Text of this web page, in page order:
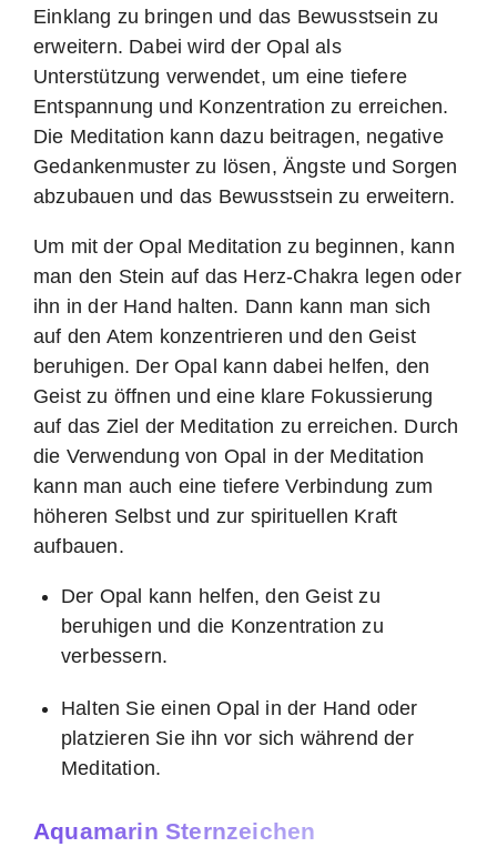
Einklang zu bringen und das Bewusstsein zu
erweitern. Dabei wird der Opal als
Unterstützung verwendet, um eine tiefere
Entspannung und Konzentration zu erreichen.
Die Meditation kann dazu beitragen, negative
Gedankenmuster zu lösen, Ängste und Sorgen
abzubauen und das Bewusstsein zu erweitern.
Um mit der Opal Meditation zu beginnen, kann
man den Stein auf das Herz-Chakra legen oder
ihn in der Hand halten. Dann kann man sich
auf den Atem konzentrieren und den Geist
beruhigen. Der Opal kann dabei helfen, den
Geist zu öffnen und eine klare Fokussierung
auf das Ziel der Meditation zu erreichen. Durch
die Verwendung von Opal in der Meditation
kann man auch eine tiefere Verbindung zum
höheren Selbst und zur spirituellen Kraft
aufbauen.
Der Opal kann helfen, den Geist zu
beruhigen und die Konzentration zu
verbessern.
Halten Sie einen Opal in der Hand oder
platzieren Sie ihn vor sich während der
Meditation.
Aquamarin Sternzeichen